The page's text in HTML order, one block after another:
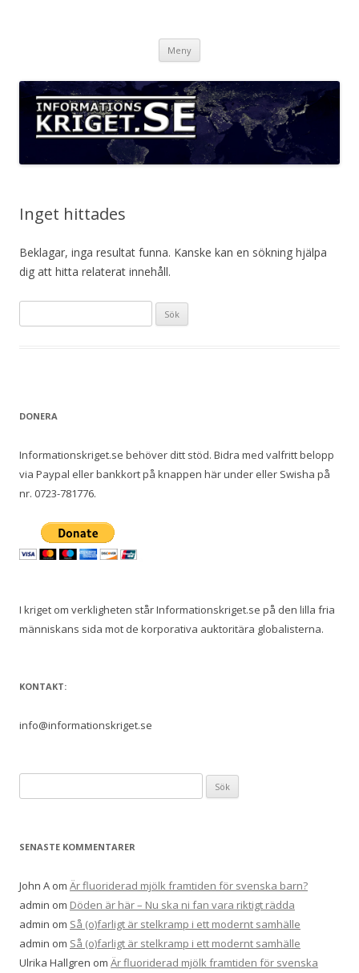
Meny
Inget hittades
Beklagar, inga resultat funna. Kanske kan en sökning hjälpa
dig att hitta relaterat innehåll.
efter:
DONERA
Informationskriget.se behöver ditt stöd. Bidra med valfritt belopp
via Paypal eller bankkort på knappen här under eller Swisha på
nr. 0723-781776.
I kriget om verkligheten står Informationskriget.se på den lilla fria
människans sida mot de korporativa auktoritära globalisterna.
KONTAKT:
info@informationskriget.se
efter:
SENASTE KOMMENTARER
John A om Är fluoriderad mjölk framtiden för svenska barn?
admin om Döden är här – Nu ska ni fan vara riktigt rädda
admin om Så (o)farligt är stelkramp i ett modernt samhälle
admin om Så (o)farligt är stelkramp i ett modernt samhälle
Ulrika Hallgren om Är fluoriderad mjölk framtiden för svenska